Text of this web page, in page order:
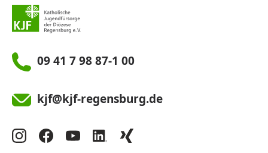
09 41 7 98 87-1 00
kjf@kjf-regensburg.de